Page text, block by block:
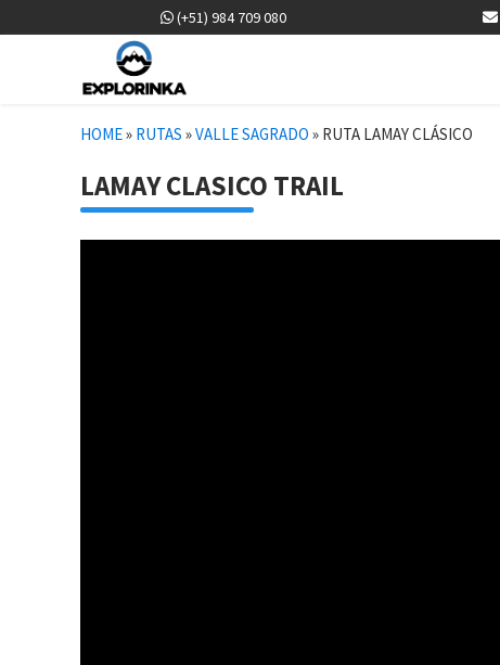
(+51) 984 709 080
HOME» RUTAS »VALLE SAGRADO » RUTA LAMAY CLÁSICO
LAMAY CLASICO TRAIL